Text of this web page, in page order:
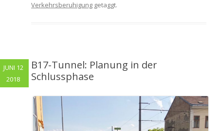
Verkehrsberuhigung getaggt.
B17-Tunnel: Planung in der
Schlussphase
JUNI 12
2018